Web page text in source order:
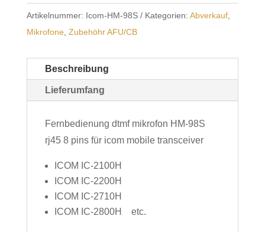
Artikelnummer: Icom-HM-98S Kategorien: Abverkauf,
Mikrofone, Zubehöhr AFU/CB
Beschreibung
Lieferumfang
Fernbedienung dtmf mikrofon HM-98S
rj45 8 pins für icom mobile transceiver
ICOM IC-2100H
ICOM IC-2200H
ICOM IC-2710H
ICOM IC-2800H etc.